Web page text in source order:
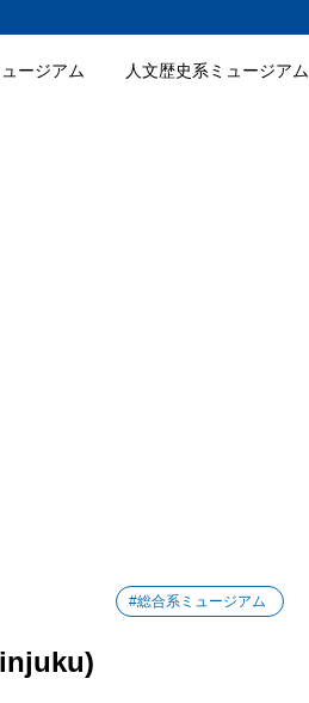
ージアム 人文歴史系ミュージアム
#総合系ミュージアム